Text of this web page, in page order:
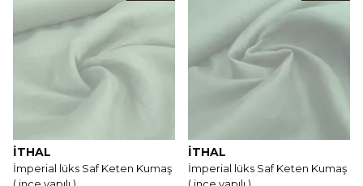
İTHAL
İmperial lüks Saf Keten Kumaş
İTHAL
İmperial lüks Saf Keten Kumaş